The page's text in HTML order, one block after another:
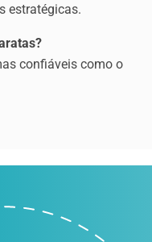
estratégicas.
confiáveis como o